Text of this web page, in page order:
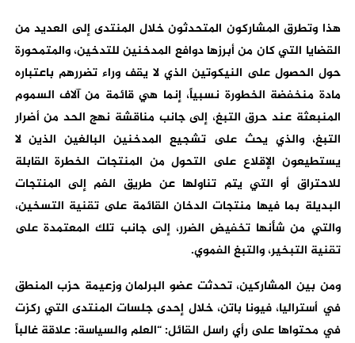
هذا وتطرق المشاركون المتحدثون خلال المنتدى إلى العديد من
القضايا التي كان من أبرزها دوافع المدخنين للتدخين، والمتمحورة
حول الحصول على النيكوتين الذي لا يقف وراء تضررهم باعتباره
مادة منخفضة الخطورة نسبياً، إنما هي قائمة من آلاف السموم
المنبعثة عند حرق التبغ، إلى جانب مناقشة نهج الحد من أضرار
التبغ، والذي يحث على تشجيع المدخنين البالغين الذين لا
يستطيعون الإقلاع على التحول من المنتجات الخطرة القابلة
للاحتراق أو التي يتم تناولها عن طريق الفم إلى المنتجات
البديلة بما فيها منتجات الدخان القائمة على تقنية التسخين،
والتي من شأنها تخفيض الضرر، إلى جانب تلك المعتمدة على
تقنية التبخير، والتبغ الفموي.
ومن بين المشاركين، تحدثت عضو البرلمان وزعيمة حزب المنطق
في أستراليا، فيونا باتن، خلال إحدى جلسات المنتدى التي ركزت
في محتواها على رأي راسل القائل: “العلم والسياسة: علاقة غالباً